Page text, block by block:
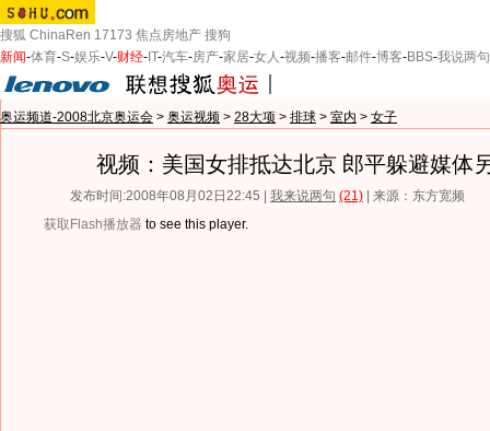
搜狐 ChinaRen 17173 焦点房地产 搜狗
新闻-体育-S-娱乐-V-财经- IT-汽车-房产-家居-女人-视频-播客-邮件-博客-BBS-我说两句
奥运频道-2008北京奥运会 > 奥运视频 > 28大项 > 排球 > 室内 > 女子
视频：美国女排抵达北京 郎平躲避媒体
发布时间:2008年08月02日22:45 | 我来说两句 (21) | 来源：东方宽频
获取Flash播放器 to see this player.